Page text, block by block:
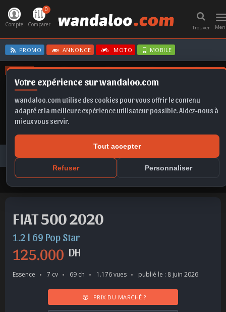
Votre expérience sur wandaloo.com
wandaloo.com utilise des cookies pour vous offrir le contenu
adapté et la meilleure expérience utilisateur possible. Aidez-nous à
mieux vous servir.
Tout accepter
Refuser Personnaliser
Trouver
Compte
0
Comparer
PROMO ANNONCE MOTO MOBILE
OFFRES
TAIGO KAMIQ
Toutes les annonces
FIAT 500 2020 Essence Occasion Casablanca Maroc
FIAT 500 2020
1.2 l 69 Pop Star
125.000 DH
Essence 7 cv 69 ch 1.176 vues publié le : 8 juin 2026
PRIX DU MARCHÉ ?